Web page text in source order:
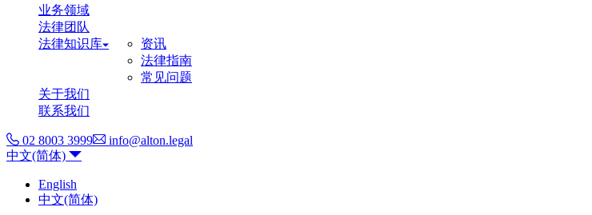
业务领域
法律团队
法律知识库
资讯
法律指南
常见问题
关于我们
联系我们
02 8003 3999
info@alton.legal
中文(简体)
English
中文(简体)